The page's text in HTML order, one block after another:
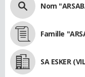
Nom
Famille
SA ESKER